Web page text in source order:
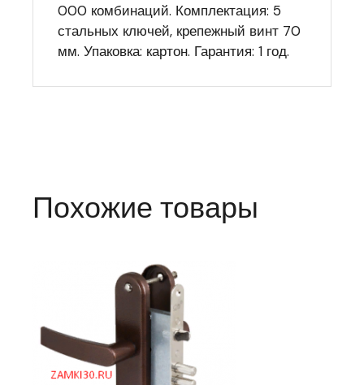
000 комбинаций. Комплектация: 5
стальных ключей, крепежный винт 70
мм. Упаковка: картон. Гарантия: 1 год.
Похожие товары